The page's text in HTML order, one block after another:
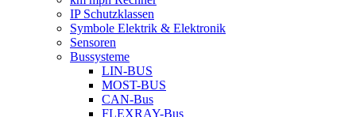
IP Schutzklassen
Symbole Elektrik & Elektronik
Sensoren
Bussysteme
LIN-BUS
MOST-BUS
CAN-Bus
FLEXRAY-Bus